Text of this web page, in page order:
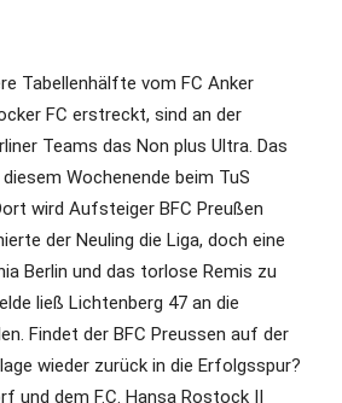
Tabellenhälfte vom FC Anker
FC erstreckt, sind an der
Teams das Non plus Ultra. Das
Wochenende beim TuS
wird Aufsteiger BFC Preußen
der Neuling die Liga, doch eine
Berlin und das torlose Remis zu
ließ Lichtenberg 47 an die
Findet der BFC Preussen auf der
wieder zurück in die Erfolgsspur?
und dem F.C. Hansa Rostock II